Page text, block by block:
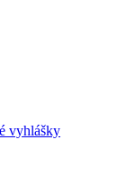
vyhlášky